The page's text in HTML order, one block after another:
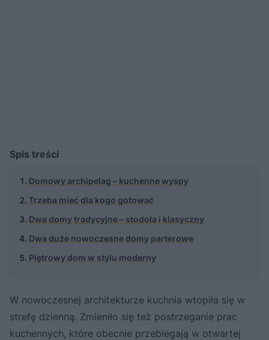
Spis treści
Domowy archipelag – kuchenne wyspy
Trzeba mieć dla kogo gotować
Dwa domy tradycyjne – stodoła i klasyczny
Dwa duże nowoczesne domy parterowe
Piętrowy dom w stylu moderny
W nowoczesnej architekturze kuchnia wtopiła się w
strefę dzienną. Zmieniło się też postrzeganie prac
kuchennych, które obecnie przebiegają w otwartej